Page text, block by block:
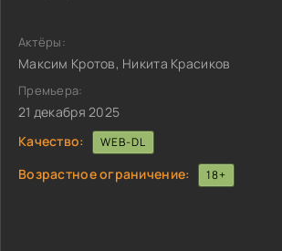
Актёры:
Максим Кротов, Никита Красиков
Премьера:
21 декабря 2025
Качество:
WEB-DL
Возрастное ограничение: 18+